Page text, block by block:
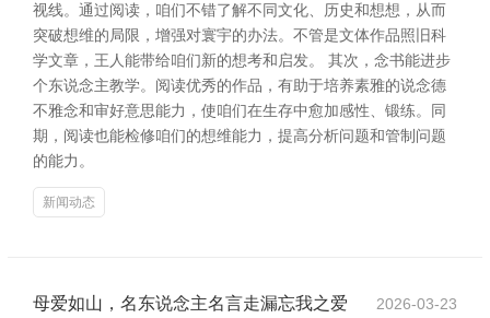
视线。通过阅读，咱们不错了解不同文化、历史和想想，从而
突破想维的局限，增强对寰宇的办法。不管是文体作品照旧科
学文章，王人能带给咱们新的想考和启发。 其次，念书能进步
个东说念主教学。阅读优秀的作品，有助于培养素雅的说念德
不雅念和审好意思能力，使咱们在生存中愈加感性、锻练。同
期，阅读也能检修咱们的想维能力，提高分析问题和管制问题
的能力。
新闻动态
母爱如山，名东说念主名言走漏忘我之爱 2026-03-23